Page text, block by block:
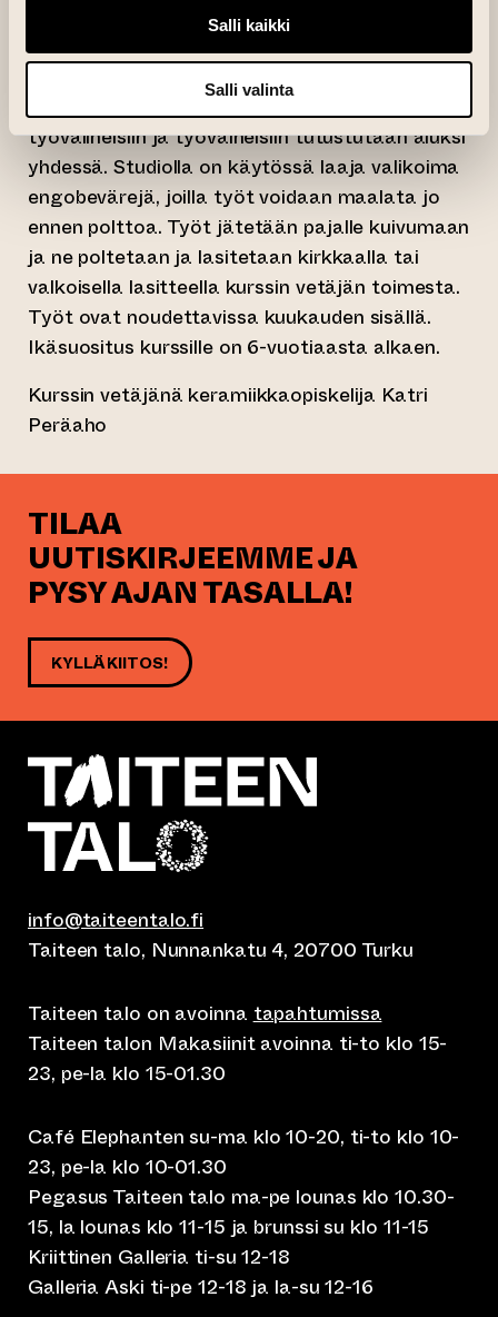
Salli kaikki
Salli valinta
työpöydän ja työskentelevät vierekkäin, mutta
kumpikin saa keskittyä omiin töihinsä omaan
tahtiin. Työpajaan tullessa ei tarvitse olla
kokemusta savitöistä, vaan materiaaliin,
työvälineisiin ja työvaiheisiin tutustutaan aluksi
yhdessä. Studiolla on käytössä laaja valikoima
engobevärejä, joilla työt voidaan maalata jo
ennen polttoa. Työt jätetään pajalle kuivumaan
ja ne poltetaan ja lasitetaan kirkkaalla tai
valkoisella lasitteella kurssin vetäjän toimesta.
Työt ovat noudettavissa kuukauden sisällä.
Ikäsuositus kurssille on 6-vuotiaasta alkaen.
Kurssin vetäjänä keramiikkaopiskelija Katri
Peräaho
TILAA
UUTISKIRJEEMME JA
PYSY AJAN TASALLA!
KYLLÄ KIITOS!
info@taiteentalo.fi
Taiteen talo, Nunnankatu 4, 20700 Turku
Taiteen talo on avoinna tapahtumissa
Taiteen talon Makasiinit avoinna ti-to klo 15-
23, pe-la klo 15-01.30
Café Elephanten su-ma klo 10-20, ti-to klo 10-
23, pe-la klo 10-01.30
Pegasus Taiteen talo ma-pe lounas klo 10.30-
15, la lounas klo 11-15 ja brunssi su klo 11-15
Kriittinen Galleria ti-su 12-18
Galleria Aski ti-pe 12-18 ja la-su 12-16